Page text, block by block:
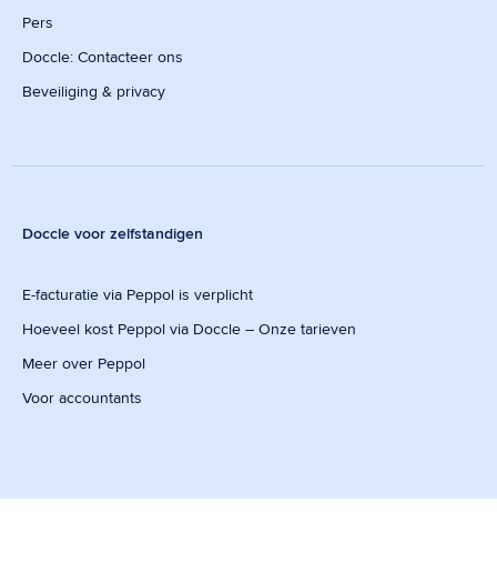
Pers
Doccle: Contacteer ons
Beveiliging & privacy
Doccle voor zelfstandigen
E-facturatie via Peppol is verplicht
Hoeveel kost Peppol via Doccle – Onze tarieven
Meer over Peppol
Voor accountants